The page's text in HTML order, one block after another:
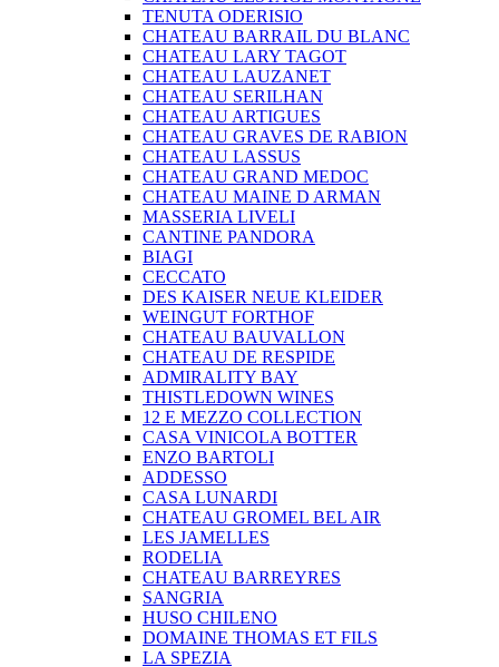
TENUTA ODERISIO
CHATEAU BARRAIL DU BLANC
CHATEAU LARY TAGOT
CHATEAU LAUZANET
CHATEAU SERILHAN
CHATEAU ARTIGUES
CHATEAU GRAVES DE RABION
CHATEAU LASSUS
CHATEAU GRAND MEDOC
CHATEAU MAINE D ARMAN
MASSERIA LIVELI
CANTINE PANDORA
BIAGI
CECCATO
DES KAISER NEUE KLEIDER
WEINGUT FORTHOF
CHATEAU BAUVALLON
CHATEAU DE RESPIDE
ADMIRALITY BAY
THISTLEDOWN WINES
12 E MEZZO COLLECTION
CASA VINICOLA BOTTER
ENZO BARTOLI
ADDESSO
CASA LUNARDI
CHATEAU GROMEL BEL AIR
LES JAMELLES
RODELIA
CHATEAU BARREYRES
SANGRIA
HUSO CHILENO
DOMAINE THOMAS ET FILS
LA SPEZIA